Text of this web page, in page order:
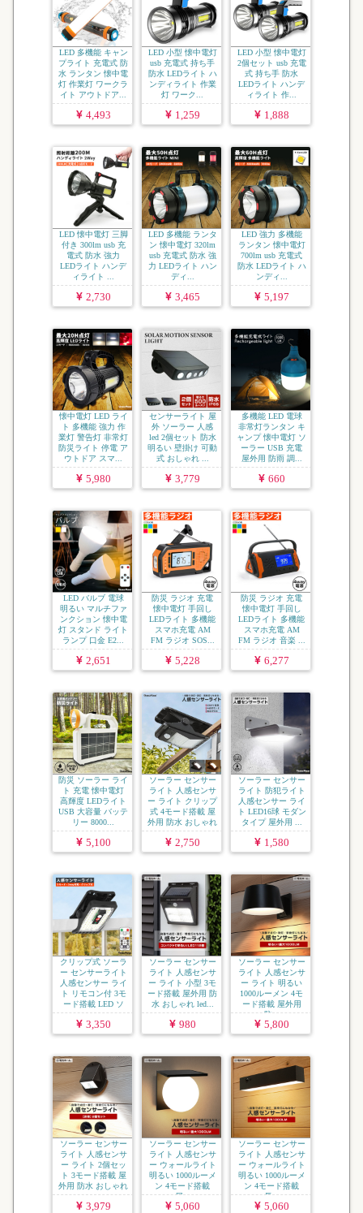
LED 多機能 キャン
プライト 充電式 防
水 ランタン 懐中電
灯 作業灯 ワークラ
イト アウトドア...
4,493
LED 小型 懐中電灯
usb 充電式 持ち手
防水 LEDライト ハ
ンディライト 作業
灯 ワーク...
1,259
LED 小型 懐中電灯
2個セット usb 充電
式 持ち手 防水
LEDライト ハンデ
ィライト 作...
1,888
LED 懐中電灯 三脚
付き 300lm usb 充
電式 防水 強力
LEDライト ハンデ
ィライト ...
2,730
LED 多機能 ランタ
ン 懐中電灯 320lm
usb 充電式 防水 強
力 LEDライト ハン
ディ...
3,465
LED 強力 多機能
ランタン 懐中電灯
700lm usb 充電式
防水 LEDライト ハ
ンディ...
5,197
懐中電灯 LED ライ
ト 多機能 強力 作
業灯 警告灯 非常灯
防災ライト 停電 ア
ウトドア スマ...
5,980
センサーライト 屋
外 ソーラー 人感
led 2個セット 防水
明るい 壁掛け 可動
式 おしゃれ ...
3,779
多機能 LED 電球
非常灯ランタン キ
ャンプ 懐中電灯 ソ
ーラー USB 充電
屋外用 防雨 調...
660
LED バルブ 電球
明るい マルチファ
ンクション 懐中電
灯 スタンド ライト
ランプ 口金 E2...
2,651
防災 ラジオ 充電
懐中電灯 手回し
LEDライト 多機能
スマホ充電 AM
FM ラジオ SOS...
5,228
防災 ラジオ 充電
懐中電灯 手回し
LEDライト 多機能
スマホ充電 AM
FM ラジオ 音楽 ...
6,277
防災 ソーラー ライ
ト 充電 懐中電灯
高輝度 LEDライト
USB 大容量 バッテ
リー 8000...
5,100
ソーラー センサー
ライト 人感センサ
ー ライト クリップ
式 4モード搭載 屋
外用 防水 おしゃれ
...
2,750
ソーラー センサー
ライト 防犯ライト
人感センサー ライ
ト LED16球 モダン
タイプ 屋外用 ...
1,580
クリップ式 ソーラ
ー センサーライト
人感センサー ライ
ト リモコン付 3モ
ード搭載 LED ソ
ー...
3,350
ソーラー センサー
ライト 人感センサ
ー ライト 小型 3モ
ード搭載 屋外用 防
水 おしゃれ led...
980
ソーラー センサー
ライト 人感センサ
ー ライト 明るい
1000ルーメン 4モ
ード搭載 屋外用
防...
5,800
ソーラー センサー
ライト 人感センサ
ー ライト 2個セッ
ト 3モード搭載 屋
外用 防水 おしゃれ
...
3,979
ソーラー センサー
ライト 人感センサ
ー ウォールライト
明るい 1000ルーメ
ン 4モード搭載
屋...
5,060
ソーラー センサー
ライト 人感センサ
ー ウォールライト
明るい 1000ルーメ
ン 4モード搭載
長...
5,060